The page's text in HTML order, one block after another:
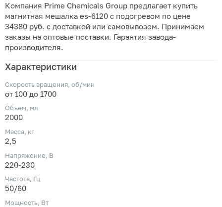
Компания Prime Chemicals Group предлагает купить
магнитная мешалка es-6120 с подогревом по цене
34380 руб. с доставкой или самовывозом. Принимаем
заказы на оптовые поставки. Гарантия завода-
производителя.
Характеристики
Скорость вращения, об/мин
от 100 до 1700
Объем, мл
2000
Масса, кг
2,5
Напряжение, В
220-230
Частота, Гц
50/60
Мощность, Вт